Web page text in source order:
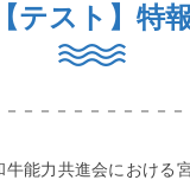
【テスト】特
－－－－－－－－－
能力共進会における